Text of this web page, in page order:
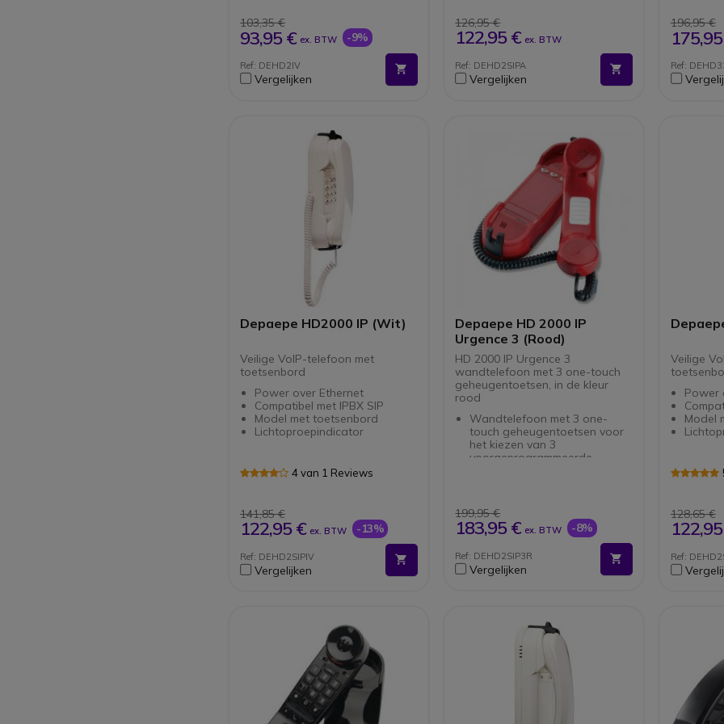
103,35 €
93,95 € ex. BTW -9%
Ref: DEHD2IV
Vergelijken
126,95 €
122,95 € ex. BTW
Ref: DEHD2SIPA
Vergelijken
2 LED-
Anti-
Mute
Data
196,95 €
Ref:
Depaepe HD2000 IP (Wit)
Veilige VoIP-telefoon met
toetsenbord
Power over Ethernet
Compatibel met IPBX SIP
Model met toetsenbord
Lichtoproepindicator
4 van 1 Reviews
141,85 €
122,95 € ex. BTW -13%
Ref: DEHD2SIPIV
Vergelijken
Depaepe HD 2000 IP
Urgence 3 (Rood)
HD 2000 IP Urgence 3
wandtelefoon met 3 one-touch
geheugentoetsen, in de kleur
rood
Wandtelefoon met 3 one-
touch geheugentoetsen voor
het kiezen van 3
voorgeprogrammeerde
Werkt op eigen krach met
PoE
Zonder externe voeding
Ook verkrijgbaar in het zwart
199,95 €
183,95 € ex. BTW -8%
Ref: DEHD2SIP3R
Vergelijken
Veilige
Power
Model
128,65 €
Ref: